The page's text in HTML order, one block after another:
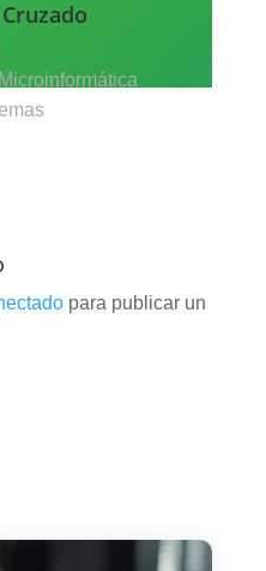
para publicar un